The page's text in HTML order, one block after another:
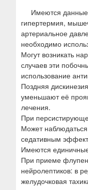
Имеются данные
гипертермия,
артериальное
необходимо
Могут возникать
случаев эти
использование
Поздняя
уменьшают её
лечения.
При
Может
седативным
Имеются
При приеме
нейролептиков: в
желудочковая